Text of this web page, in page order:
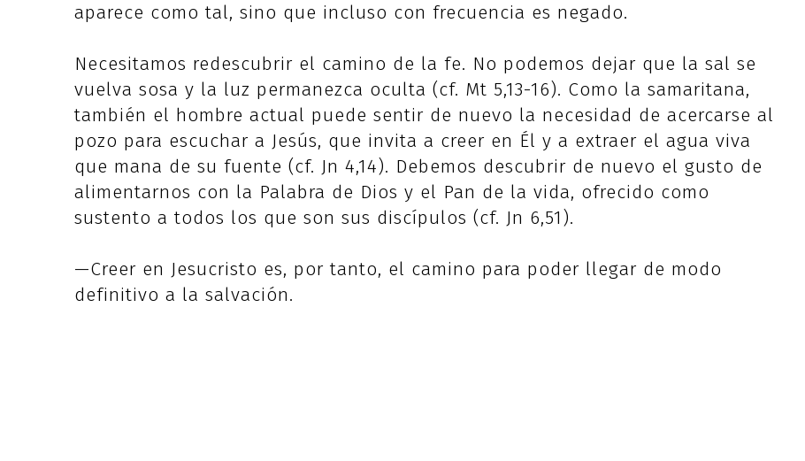
aparece como tal, sino que incluso con frecuencia es negado.
Necesitamos redescubrir el camino de la fe. No podemos dejar que la sal se
vuelva sosa y la luz permanezca oculta (cf. Mt 5,13-16). Como la samaritana,
también el hombre actual puede sentir de nuevo la necesidad de acercarse al
pozo para escuchar a Jesús, que invita a creer en Él y a extraer el agua viva
que mana de su fuente (cf. Jn 4,14). Debemos descubrir de nuevo el gusto de
alimentarnos con la Palabra de Dios y el Pan de la vida, ofrecido como
sustento a todos los que son sus discípulos (cf. Jn 6,51).
—Creer en Jesucristo es, por tanto, el camino para poder llegar de modo
definitivo a la salvación.